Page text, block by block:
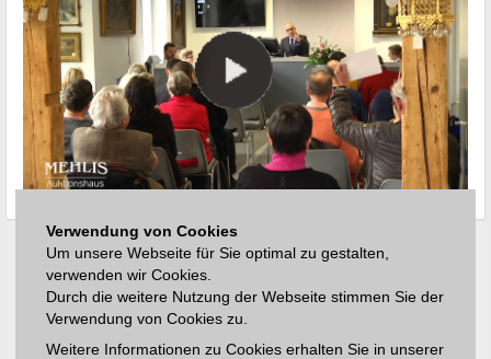
Verwendung von Cookies
Um unsere Webseite für Sie optimal zu gestalten,
verwenden wir Cookies.
Durch die weitere Nutzung der Webseite stimmen Sie der
Verwendung von Cookies zu.
Weitere Informationen zu Cookies erhalten Sie in unserer